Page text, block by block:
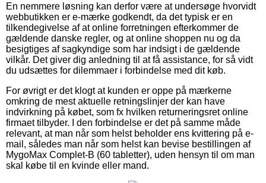
En nemmere løsning kan derfor være at undersøge hvorvidt
webbutikken er e-mærke godkendt, da det typisk er en
tilkendegivelse af at online forretningen efterkommer de
gældende danske regler, og at online shoppen nu og da
besigtiges af sagkyndige som har indsigt i de gældende
vilkår. Det giver dig anledning til at få assistance, for så vidt
du udsættes for dilemmaer i forbindelse med dit køb.
For øvrigt er det klogt at kunden er oppe på mærkerne
omkring de mest aktuelle retningslinjer der kan have
indvirkning på købet, som fx hvilken returneringsret online
firmaet tilbyder. I den forbindelse er det på samme måde
relevant, at man når som helst beholder ens kvittering på e-
mail, således man når som helst kan bevise bestillingen af
MygoMax Complet-B (60 tabletter), uden hensyn til om man
skal købe til en kvinde eller mand.